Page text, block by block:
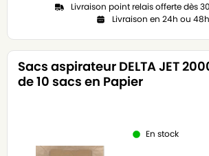
Livraison point relais offerte dès
Livraison en 24h ou
Sacs aspirateur DELTA JET
de 10 sacs en Papier
En stock